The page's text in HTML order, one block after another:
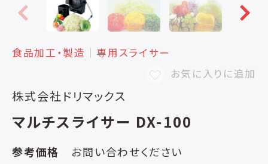
食品加工・製造 │ 専用スライサー
お気に入りに追加
株式会社ドリマックス
マルチスライサー DX-100
参考価格 お問い合わせください